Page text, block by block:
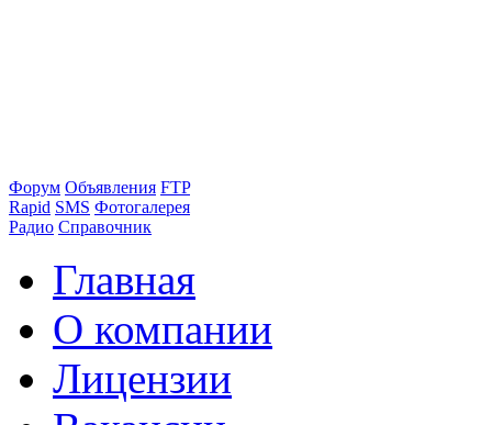
Форум Объявления FTP
Rapid SMS Фотогалерея
Радио Справочник
Главная
О компании
Лицензии